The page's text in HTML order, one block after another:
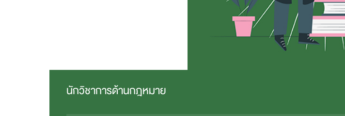
นักวิชาการด้านกฎหมาย